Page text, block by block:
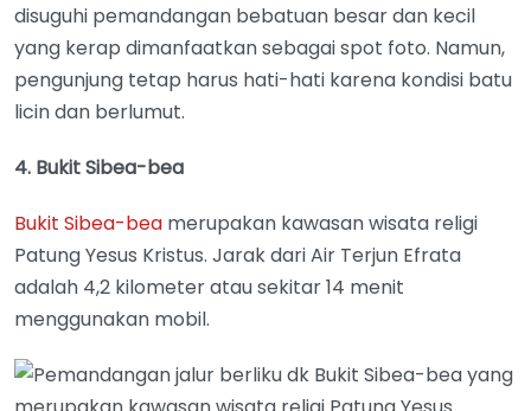
disuguhi pemandangan bebatuan besar dan kecil
yang kerap dimanfaatkan sebagai spot foto. Namun,
pengunjung tetap harus hati-hati karena kondisi batu
licin dan berlumut.
4. Bukit Sibea-bea
Bukit Sibea-bea merupakan kawasan wisata religi
Patung Yesus Kristus. Jarak dari Air Terjun Efrata
adalah 4,2 kilometer atau sekitar 14 menit
menggunakan mobil.